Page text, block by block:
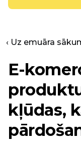
‹ Uz emuāra
E-
kļūdas,